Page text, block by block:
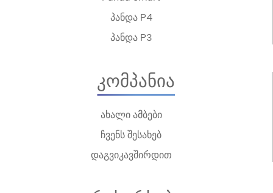
პანდა P4
პანდა P3
Კომპანია
ახალი ამბები
ჩვენს შესახებ
დაგვიკავშირდით